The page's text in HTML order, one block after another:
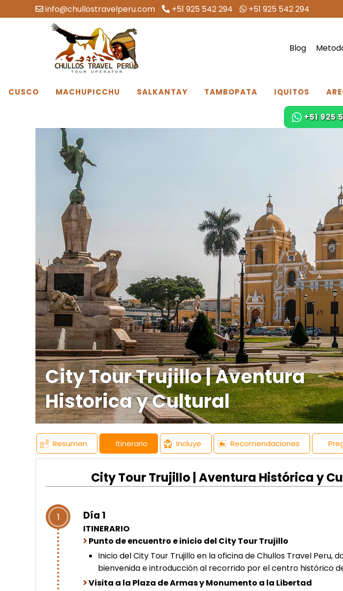
info@chullostravelperu.com +51 925 542 294 +51 925 542 294
Blog
CUSCO MACHUPICCHU SALKANTAY TAMBOPATA IQUITOS
+51 925
City Tour Trujillo | Aventura
Historica y Cultural
Resumen Itinerario Incluye Recomendaciones
City Tour Trujillo | Aventura Histórica y
1 Día 1
ITINERARIO
Punto de encuentro e inicio del City Tour Trujillo
Inicio del City Tour Trujillo en la oficina de Chullos Travel Peru,
bienvenida e introducción al recorrido por el centro histórico
Visita a la Plaza de Armas y Monumento a la Libertad